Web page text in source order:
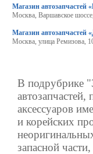
Магазин автозапчастей
Москва, Варшавское
Магазин автозапчастей
Москва, улица Ремизова,
В подрубрике
аксессуаров
и корейских
запасной